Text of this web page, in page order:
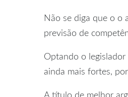
Não se diga que o o
previsão de
Optando o legislador
ainda mais fortes,